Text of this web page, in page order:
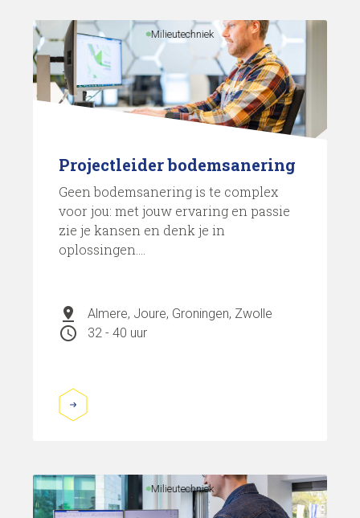
Milieutechniek
Projectleider bodemsanering
Geen bodemsanering is te complex
voor jou: met jouw ervaring en passie
zie je kansen en denk je in
oplossingen....
pin_drop Almere, Joure, Groningen, Zwolle
schedule 32 - 40 uur
Milieutechniek